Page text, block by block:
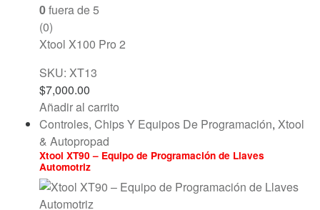
0fuera de 5
(0)
Xtool X100 Pro 2
SKU: XT13
$7,000.00
Añadir al carrito
Controles, Chips Y Equipos De Programación, Xtool
& Autopropad
Xtool XT90 – Equipo de Programación de Llaves
Automotriz